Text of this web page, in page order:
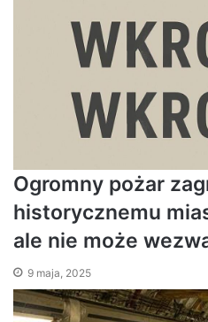
Ogromny pożar
historycznemu
ale nie może
9 maja, 2025